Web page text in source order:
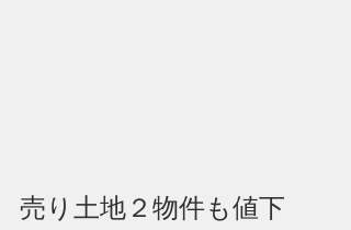
売り土地２物件も値下